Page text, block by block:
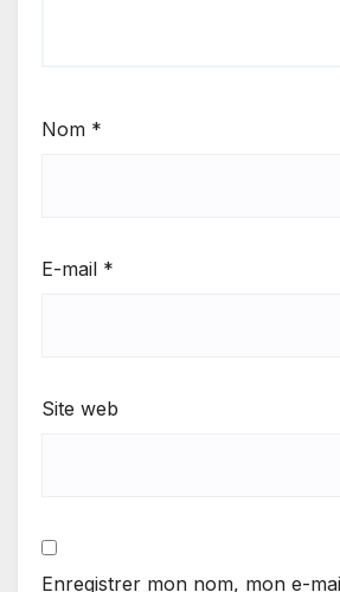
Nom *
E-mail *
Site web
Enregistrer mon nom, mon e-